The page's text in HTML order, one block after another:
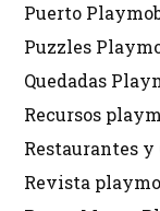
Puerto
Puzzles
Quedadas
Recursos
Restaurantes
Revista